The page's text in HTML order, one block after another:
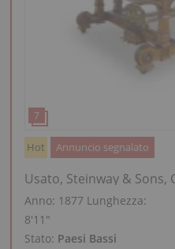
Hot Annuncio segnalato
Usato, Steinway & Sons,
Anno: 1877 Lunghezza:
8′11″
Stato: Paesi Bassi